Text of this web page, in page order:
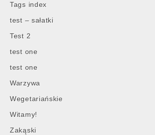
Tags index
test – sałatki
Test 2
test one
test one
Warzywa
Wegetariańskie
Witamy!
Zakąski